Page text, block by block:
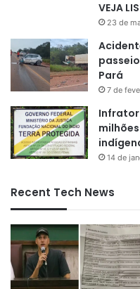
VEJA
23 de
Pará
7 de
Infrator
14 de
Recent Tech News